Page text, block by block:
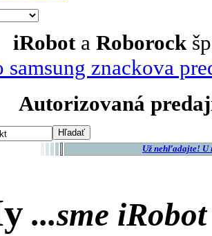
iRobot a Roborock
Autorizovaná
Už nehľadajte! U
...sme iRobot